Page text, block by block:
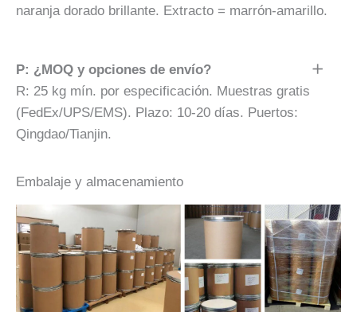
naranja dorado brillante. Extracto = marrón-amarillo.
P: ¿MOQ y opciones de envío?
R: 25 kg mín. por especificación. Muestras gratis
(FedEx/UPS/EMS). Plazo: 10-20 días. Puertos:
Qingdao/Tianjin.
Embalaje y almacenamiento